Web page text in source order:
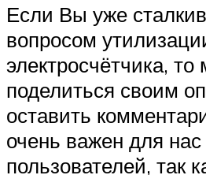
Если Вы уже
вопросом
электросчётчика,
поделиться своим
оставить
очень важен для нас
пользователей, так